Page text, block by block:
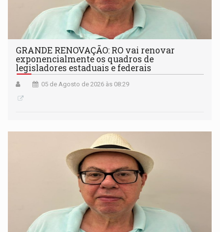
GRANDE RENOVAÇÃO: RO vai renovar
exponencialmente os quadros de
legisladores estaduais e federais
05 de Agosto de 2026 às 08:29